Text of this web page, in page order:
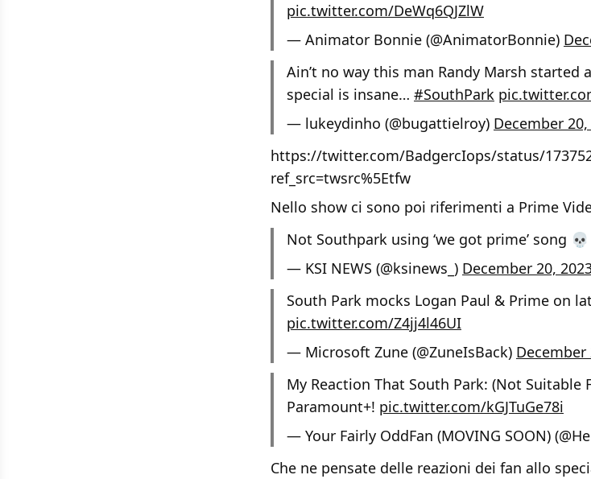
pic.twitter.com/DeWq6QJZlW
— Animator Bonnie (@AnimatorBonnie)
Ain’t no way this man Randy Marsh started
special is insane… #SouthPark
— lukeydinho (@bugattielroy) December
https://twitter.com/BadgercIops/status/
ref_src=twsrc%5Etfw
Nello show ci sono poi riferimenti a Prime
Not Southpark using ‘we got prime’ song 💀
— KSI NEWS (@ksinews_) December 20,
South Park mocks Logan Paul & Prime on
pic.twitter.com/Z4jj4l46UI
— Microsoft Zune (@ZuneIsBack) December
My Reaction That South Park: (Not Suitable
Paramount+! pic.twitter.com/kGJTuGe78i
— Your Fairly OddFan (MOVING SOON)
Che ne pensate delle reazioni dei fan allo